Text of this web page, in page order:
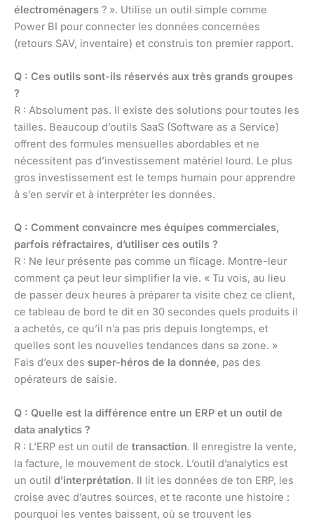
électroménagers ? ». Utilise un outil simple comme
Power BI pour connecter les données concernées
(retours SAV, inventaire) et construis ton premier rapport.
Q : Ces outils sont-ils réservés aux très grands groupes
?
R : Absolument pas. Il existe des solutions pour toutes les
tailles. Beaucoup d’outils SaaS (Software as a Service)
offrent des formules mensuelles abordables et ne
nécessitent pas d’investissement matériel lourd. Le plus
gros investissement est le temps humain pour apprendre
à s’en servir et à interpréter les données.
Q : Comment convaincre mes équipes commerciales,
parfois réfractaires, d’utiliser ces outils ?
R : Ne leur présente pas comme un flicage. Montre-leur
comment ça peut leur simplifier la vie. « Tu vois, au lieu
de passer deux heures à préparer ta visite chez ce client,
ce tableau de bord te dit en 30 secondes quels produits il
a achetés, ce qu’il n’a pas pris depuis longtemps, et
quelles sont les nouvelles tendances dans sa zone. »
Fais d’eux des super-héros de la donnée, pas des
opérateurs de saisie.
Q : Quelle est la différence entre un ERP et un outil de
data analytics ?
R : L’ERP est un outil de transaction. Il enregistre la vente,
la facture, le mouvement de stock. L’outil d’analytics est
un outil d’interprétation. Il lit les données de ton ERP, les
croise avec d’autres sources, et te raconte une histoire :
pourquoi les ventes baissent, où se trouvent les